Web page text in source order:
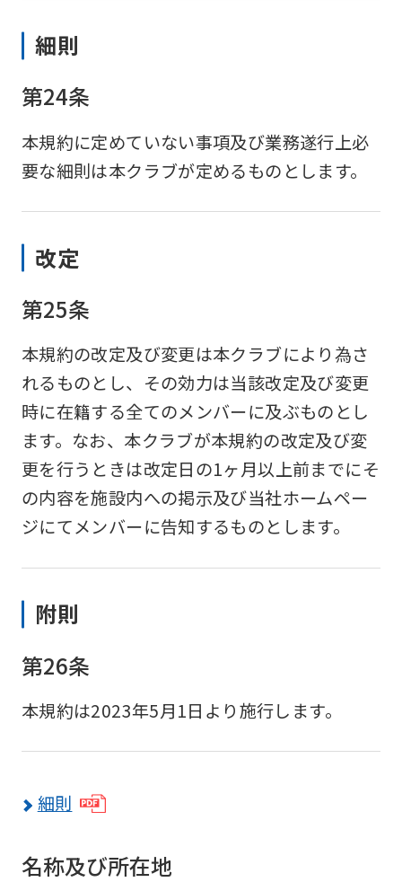
細則
第24条
本規約に定めていない事項及び業務遂行上必
要な細則は本クラブが定めるものとします。
改定
第25条
本規約の改定及び変更は本クラブにより為さ
れるものとし、その効力は当該改定及び変更
時に在籍する全てのメンバーに及ぶものとし
ます。なお、本クラブが本規約の改定及び変
更を行うときは改定日の1ヶ月以上前までにそ
の内容を施設内への掲示及び当社ホームペー
ジにてメンバーに告知するものとします。
附則
第26条
本規約は2023年5月1日より施行します。
細則
名称及び所在地